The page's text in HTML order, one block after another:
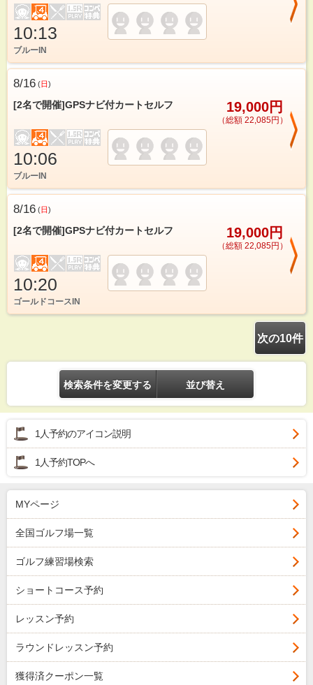
10:13
ブルーIN
8/16 (日)
[2名で開催]GPSナビ付カートセルフ 19,000円
（総額 22,085円）
10:06
ブルーIN
8/16 (日)
[2名で開催]GPSナビ付カートセルフ 19,000円
（総額 22,085円）
10:20
ゴールドコースIN
次の10件
検索条件を変更する 並び替え
1人予約のアイコン説明
1人予約TOPへ
MYページ
全国ゴルフ場一覧
ゴルフ練習場検索
ショートコース予約
レッスン予約
ラウンドレッスン予約
獲得済クーポン一覧